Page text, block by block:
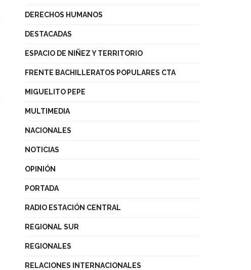
DERECHOS HUMANOS
DESTACADAS
ESPACIO DE NIÑEZ Y TERRITORIO
FRENTE BACHILLERATOS POPULARES CTA
MIGUELITO PEPE
MULTIMEDIA
NACIONALES
NOTICIAS
OPINIÓN
PORTADA
RADIO ESTACIÓN CENTRAL
REGIONAL SUR
REGIONALES
RELACIONES INTERNACIONALES